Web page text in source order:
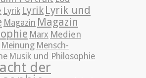
Lyrik Lyrik Lyrik und
Magazin Magazin
Marx Medien
Meinung Mensch-
Musik und Philosophie
der